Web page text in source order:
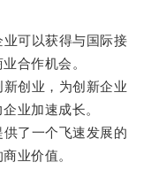
可以获得与国际接
合作机会。
创业，为创新企业
业加速成长。
了一个飞速发展的
业价值。